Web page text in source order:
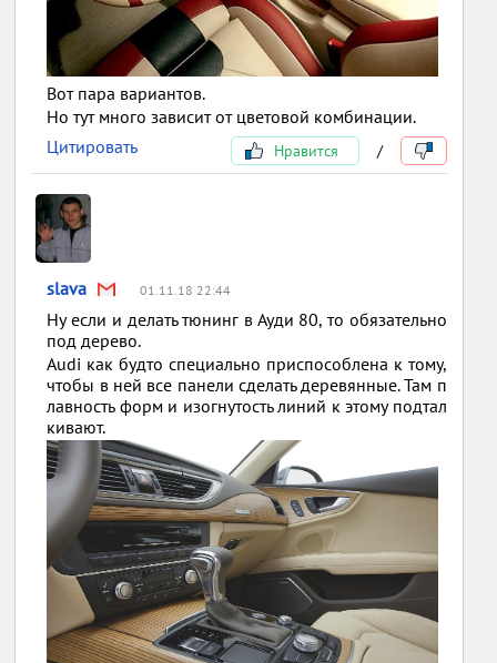
Вот пара вариантов.
Но тут много зависит от цветовой комбинации.
Цитировать
Нравится /
slava 01.11.18 22:44
Ну если и делать тюнинг в Ауди 80, то обязательно
под дерево.
Audi как будто специально приспособлена к тому,
чтобы в ней все панели сделать деревянные. Там п
лавность форм и изогнутость линий к этому подтал
кивают.